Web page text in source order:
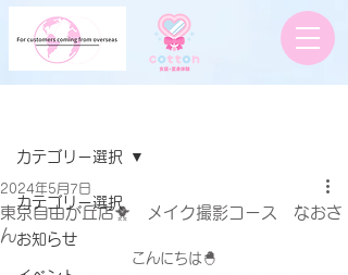
カテゴリー選択
お知らせ
カテゴリー選択
東京自由が丘店🐥 メイク撮影コース なおさ
ん
2024年5月7日
こんにちは🐣